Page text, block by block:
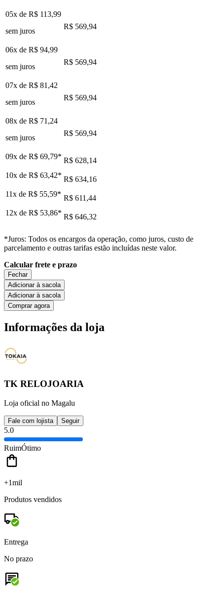
05x de R$ 113,99
sem juros
R$ 569,94
06x de R$ 94,99
sem juros
R$ 569,94
07x de R$ 81,42
sem juros
R$ 569,94
08x de R$ 71,24
sem juros
R$ 569,94
09x de R$ 69,79* R$ 628,14
10x de R$ 63,42* R$ 634,16
11x de R$ 55,59* R$ 611,44
12x de R$ 53,86* R$ 646,32
*Juros: Todos os encargos da operação, como juros, custo de
parcelamento e outras tarifas estão incluídas neste valor.
Calcular frete e prazo
Fechar
Adicionar à sacola
Adicionar à sacola
Comprar agora
Informações da loja
TK RELOJOARIA
Loja oficial no Magalu
Fale com lojista Seguir
5.0
RuimÓtimo
+1mil
Produtos vendidos
Entrega
No prazo